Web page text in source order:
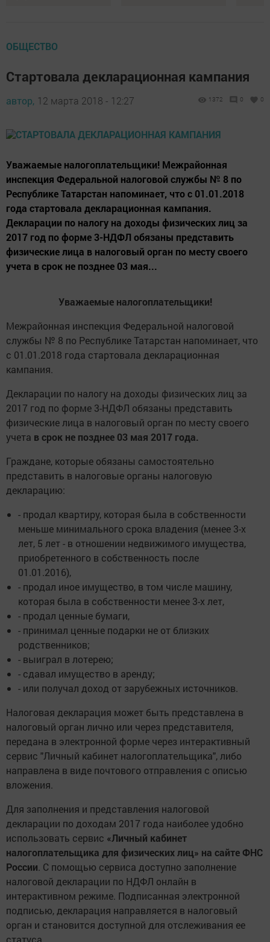
ОБЩЕСТВО
Cтартовала декларационная кампания
автор, 12 марта 2018 - 12:27 1372 0 0
Уважаемые налогоплательщики! Межрайонная
инспекция Федеральной налоговой службы № 8 по
Республике Татарстан напоминает, что с 01.01.2018
года стартовала декларационная кампания.
Декларации по налогу на доходы физических лиц за
2017 год по форме 3-НДФЛ обязаны представить
физические лица в налоговый орган по месту своего
учета в срок не позднее 03 мая...
Уважаемые налогоплательщики!
Межрайонная инспекция Федеральной налоговой
службы № 8 по Республике Татарстан напоминает, что
с 01.01.2018 года стартовала декларационная
кампания.
Декларации по налогу на доходы физических лиц за
2017 год по форме 3-НДФЛ обязаны представить
физические лица в налоговый орган по месту своего
учета в срок не позднее 03 мая 2017 года.
Граждане, которые обязаны самостоятельно
представить в налоговые органы налоговую
декларацию:
- продал квартиру, которая была в собственности
меньше минимального срока владения (менее 3-х
лет, 5 лет - в отношении недвижимого имущества,
приобретенного в собственность после
01.01.2016),
- продал иное имущество, в том числе машину,
которая была в собственности менее 3-х лет,
- продал ценные бумаги,
- принимал ценные подарки не от близких
родственников;
- выиграл в лотерею;
- сдавал имущество в аренду;
- или получал доход от зарубежных источников.
Налоговая декларация может быть представлена в
налоговый орган лично или через представителя,
передана в электронной форме через интерактивный
сервис "Личный кабинет налогоплательщика", либо
направлена в виде почтового отправления с описью
вложения.
Для заполнения и представления налоговой
декларации по доходам 2017 года наиболее удобно
использовать сервис «Личный кабинет
налогоплательщика для физических лиц» на сайте ФНС
России. С помощью сервиса доступно заполнение
налоговой декларации по НДФЛ онлайн в
интерактивном режиме. Подписанная электронной
подписью, декларация направляется в налоговый
орган и становится доступной для отслеживания ее
статуса.